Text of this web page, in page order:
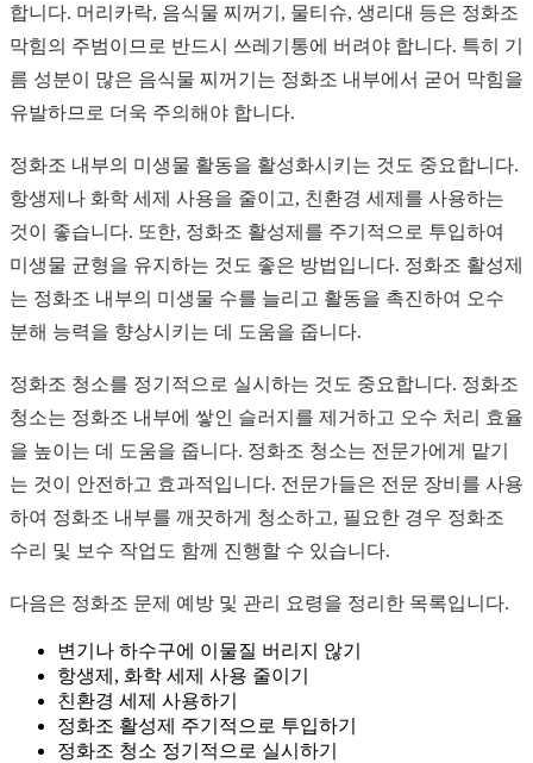
합니다. 머리카락, 음식물 찌꺼기, 물티슈, 생리대 등은 정화조
막힘의 주범이므로 반드시 쓰레기통에 버려야 합니다. 특히 기
름 성분이 많은 음식물 찌꺼기는 정화조 내부에서 굳어 막힘을
유발하므로 더욱 주의해야 합니다.
정화조 내부의 미생물 활동을 활성화시키는 것도 중요합니다.
항생제나 화학 세제 사용을 줄이고, 친환경 세제를 사용하는
것이 좋습니다. 또한, 정화조 활성제를 주기적으로 투입하여
미생물 균형을 유지하는 것도 좋은 방법입니다. 정화조 활성제
는 정화조 내부의 미생물 수를 늘리고 활동을 촉진하여 오수
분해 능력을 향상시키는 데 도움을 줍니다.
정화조 청소를 정기적으로 실시하는 것도 중요합니다. 정화조
청소는 정화조 내부에 쌓인 슬러지를 제거하고 오수 처리 효율
을 높이는 데 도움을 줍니다. 정화조 청소는 전문가에게 맡기
는 것이 안전하고 효과적입니다. 전문가들은 전문 장비를 사용
하여 정화조 내부를 깨끗하게 청소하고, 필요한 경우 정화조
수리 및 보수 작업도 함께 진행할 수 있습니다.
다음은 정화조 문제 예방 및 관리 요령을 정리한 목록입니다.
변기나 하수구에 이물질 버리지 않기
항생제, 화학 세제 사용 줄이기
친환경 세제 사용하기
정화조 활성제 주기적으로 투입하기
정화조 청소 정기적으로 실시하기